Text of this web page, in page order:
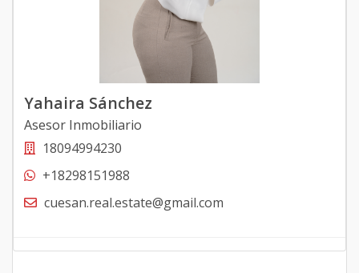
Yahaira Sánchez
Asesor Inmobiliario
18094994230
+18298151988
cuesan.real.estate@gmail.com